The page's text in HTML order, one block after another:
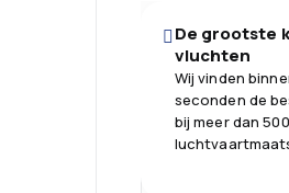
De grootste
vluchten
Wij vinden
seconden de
bij meer dan 500